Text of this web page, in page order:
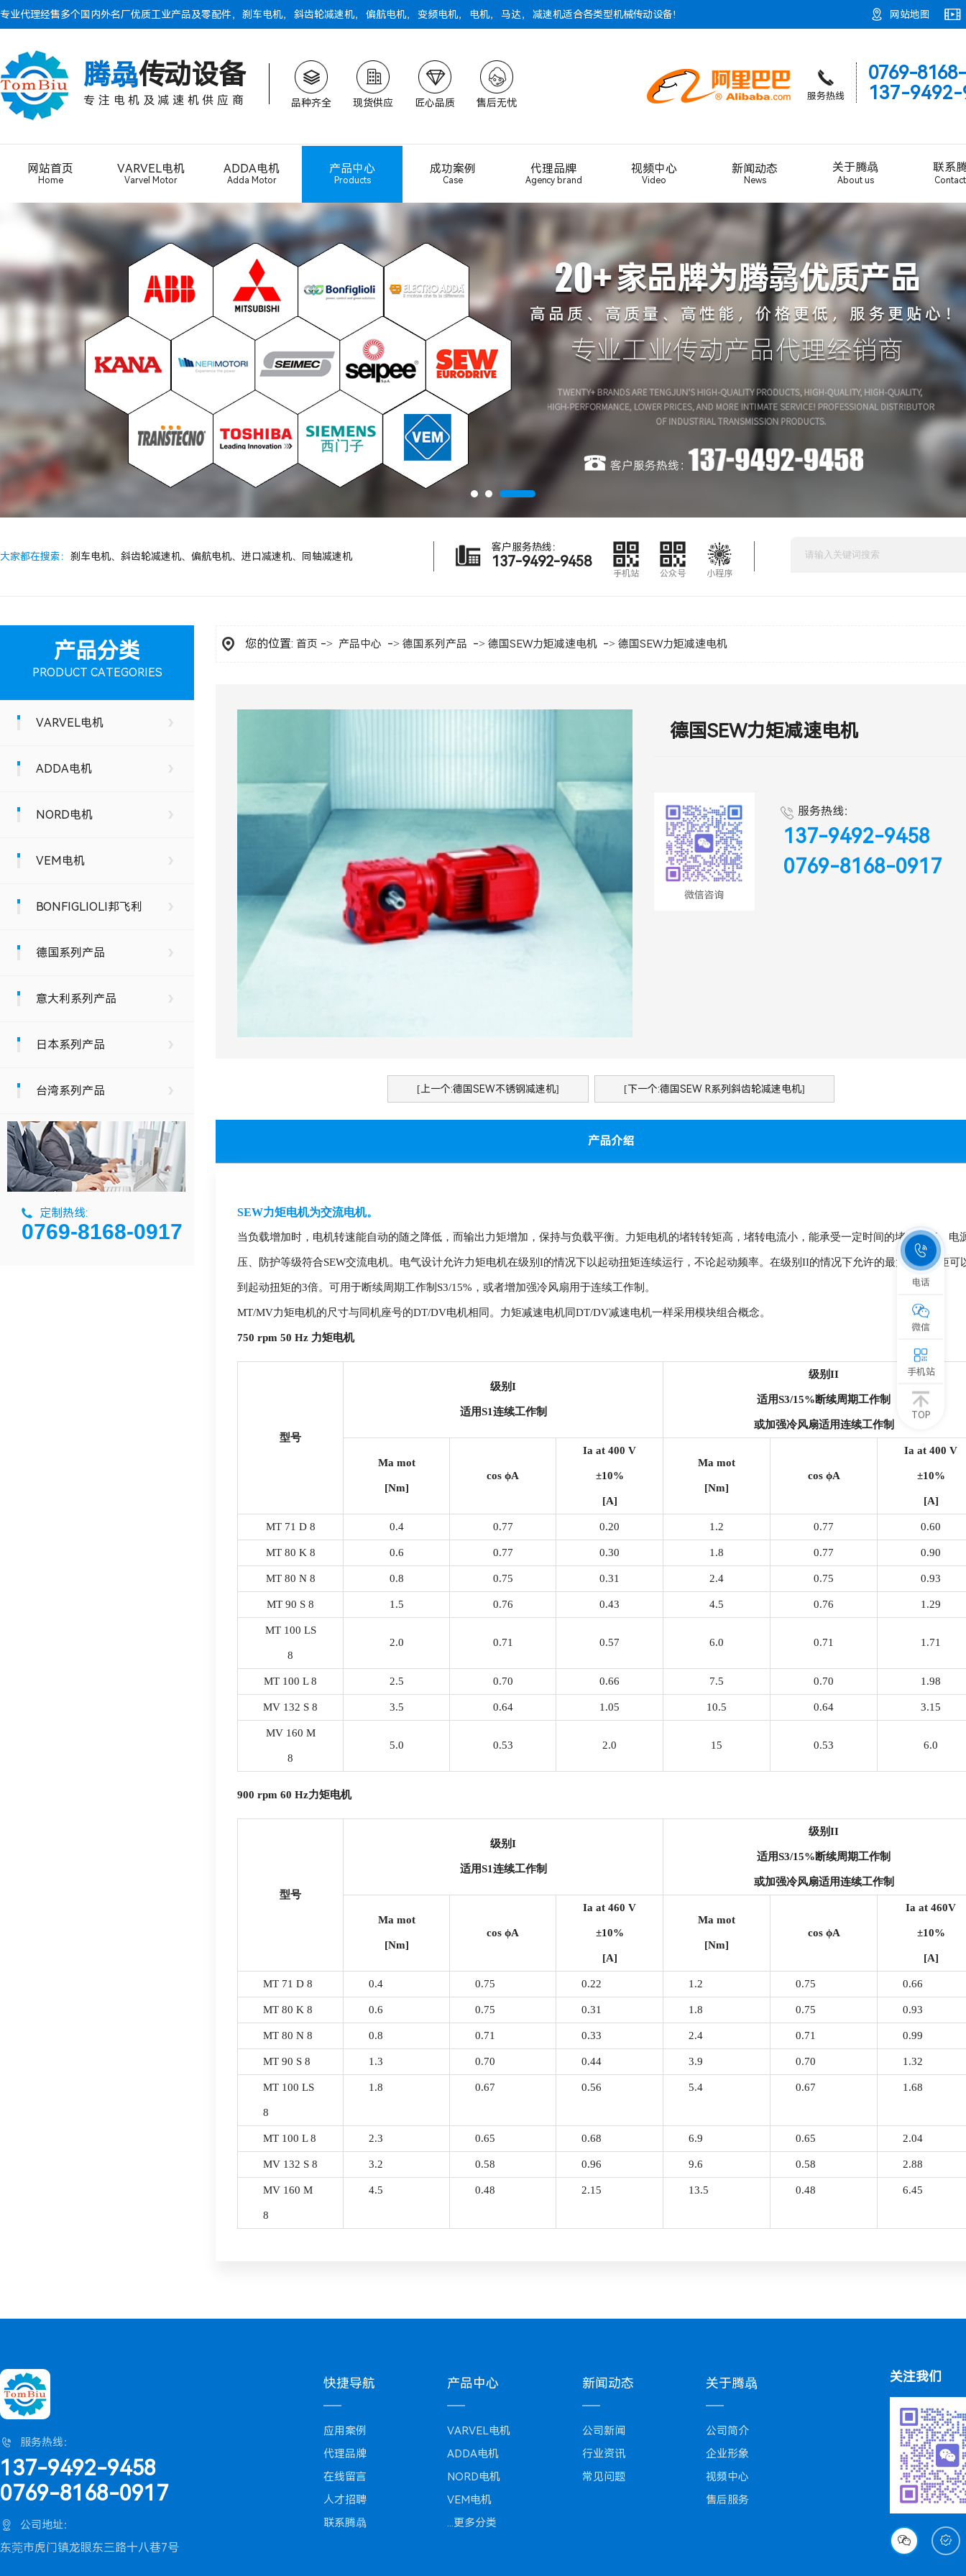
专业代理经售多个国内外名厂优质工业产品及零配件， 刹车电机， 斜齿轮减速机， 偏航电机， 变频电机， 电机， 马达， 减速机适合各类型机械传动设备! 网站地图
腾骉传动设备
专注电机及减速机供应商 品种齐全 现货供应 匠心品质 售后无忧
服务热线
0769-
137-9492-
网站首页
Home
VARVEL电机
Varvel Motor
ADDA电机
Adda Motor
产品中心
Products
成功案例
Case
代理品牌
Agency brand
视频中心
Video
新闻动态
News
关于腾骉
About us
联系
大家都在搜索： 刹车电机、 斜齿轮减速机、 偏航电机、 进口减速机、 同轴减速机
客户服务热线：
137-9492-9458
手机站 公众号 小程序
产品分类
PRODUCT CATEGORIES
VARVEL电机
ADDA电机
NORD电机
VEM电机
BONFIGLIOLI邦飞利
德国系列产品
意大利系列产品
日本系列产品
台湾系列产品
定制热线:
0769-8168-0917
您的位置: 首页 -> 产品中心 -> 德国系列产品 -> 德国SEW力矩减速电机 -> 德国SEW力矩减速电机
德国SEW力矩减速电机
微信咨询
服务热线：
137-9492-9458
0769-8168-0917
[上一个:德国SEW不锈钢减速机] [下一个:德国SEW R系列斜齿轮减速电机]
SEW力矩电机为交流电机。
当负载增加时，电机转速能自动的随之降低，而输出力矩增加，保持与负载平衡。力矩电机的堵转转矩高，堵转电流小，能承受一定时间的堵转运行。电
压、防护等级符合SEW交流电机。电气设计允许力矩电机在级别I的情况下以起动扭矩连续运行，不论起动频率。在级别II的情况下允许的最大输出扭矩可
到起动扭矩的3倍。可用于断续周期工作制S3/15%，或者增加强冷风扇用于连续工作制。
MT/MV力矩电机的尺寸与同机座号的DT/DV电机相同。力矩减速电机同DT/DV减速电机一样采用模块组合概念。
750 rpm 50 Hz 力矩电机
型号
级别I
适用S1连续工作制
级别II
适用S3/15%断续周期工作制
或加强冷风扇适用连续工作制
Ma mot
[Nm]
cos ϕA
Ia at 400 V
±10%
[A]
Ma mot
[Nm]
cos ϕA
Ia at 400 V
±10%
[A]
MT 71 D 8 0.4 0.77 0.20 1.2 0.77 0.60
MT 80 K 8 0.6 0.77 0.30 1.8 0.77 0.90
MT 80 N 8 0.8 0.75 0.31 2.4 0.75 0.93
MT 90 S 8 1.5 0.76 0.43 4.5 0.76 1.29
MT 100 LS
8
2.0 0.71 0.57 6.0 0.71 1.71
MT 100 L 8 2.5 0.70 0.66 7.5 0.70 1.98
MV 132 S 8 3.5 0.64 1.05 10.5 0.64 3.15
MV 160 M
8
5.0 0.53 2.0 15 0.53 6.0
900 rpm 60 Hz力矩电机
型号
级别I
适用S1连续工作制
级别II
适用S3/15%断续周期工作制
或加强冷风扇适用连续工作制
Ma mot
[Nm]
cos ϕA
Ia at 460 V
±10%
[A]
Ma mot
[Nm]
cos ϕA
Ia at 460V
±10%
[A]
MT 71 D 8 0.4 0.75 0.22 1.2 0.75 0.66
MT 80 K 8 0.6 0.75 0.31 1.8 0.75 0.93
MT 80 N 8 0.8 0.71 0.33 2.4 0.71 0.99
MT 90 S 8 1.3 0.70 0.44 3.9 0.70 1.32
MT 100 LS
8
1.8 0.67 0.56 5.4 0.67 1.68
MT 100 L 8 2.3 0.65 0.68 6.9 0.65 2.04
MV 132 S 8 3.2 0.58 0.96 9.6 0.58 2.88
MV 160 M
8
4.5 0.48 2.15 13.5 0.48 6.45
 服务热线：
137-9492-9458
0769-8168-0917
 公司地址：
东莞市虎门镇龙眼东三路十八巷7号
快捷导航
应用案例
代理品牌
在线留言
人才招聘
联系腾骉
产品中心
VARVEL电机
ADDA电机
NORD电机
VEM电机
...更多分类
新闻动态
公司新闻
行业资讯
常见问题
关于腾骉
公司简介
企业形象
视频中心
售后服务
关注我们
 

电话
微信
手机站
TOP